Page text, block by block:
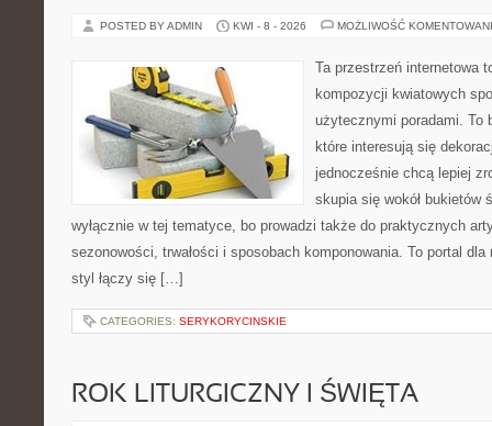
POSTED BY ADMIN KWI - 8 - 2026 MOŻLIWOŚĆ
Ta przestrzeń internetowa
kompozycji kwiatowych
użytecznymi poradami. To
które interesują się
jednocześnie chcą lepiej
skupia się wokół bukietów
wyłącznie w tej tematyce, bo prowadzi także do praktycznych
sezonowości, trwałości i sposobach komponowania. To portal
styl łączy się […]
CATEGORIES: SERYKORYCINSKIE
ROK LITURGICZNY I ŚWIĘTA